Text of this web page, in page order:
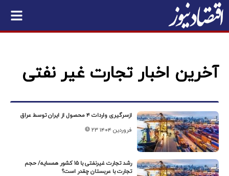
آخرین اخبار تجارت غیر نفتی
ازسرگیری واردات ۴ محصول از ایران توسط عراق
۲۳ فروردین ۱۴۰۴
رشد تجارت غیرنفتی با ۱۵ کشور همسایه/ حجم
تجارت با عربستان چقدر است؟